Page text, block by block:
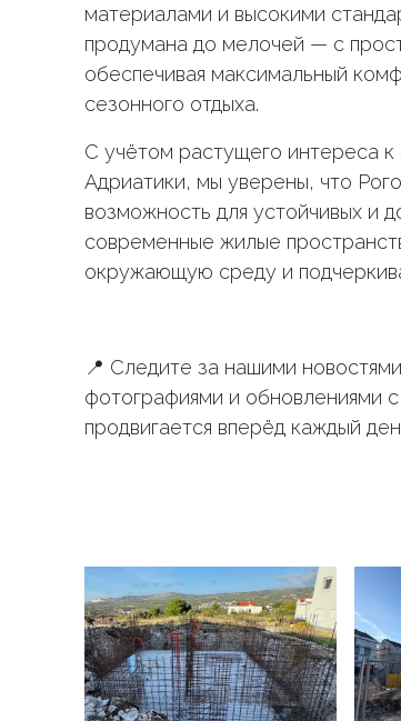
материалами и высокими
продумана до мелочей — с
обеспечивая максимальный
сезонного отдыха.
С учётом растущего интереса
Адриатики, мы уверены, что
возможность для устойчивых и
современные жилые
окружающую среду и
📍 Следите за нашими
фотографиями и обновлениями
продвигается вперёд каждый